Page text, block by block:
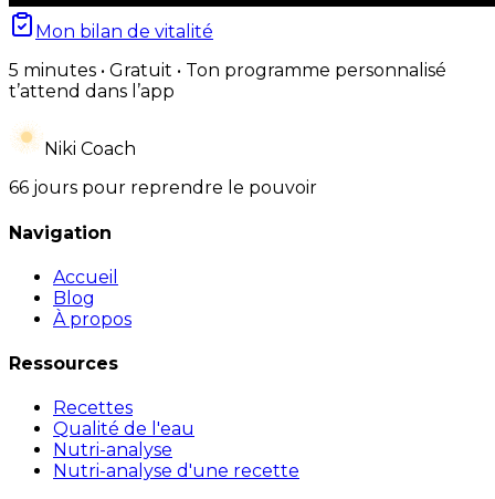
Mon bilan de vitalité
5 minutes • Gratuit • Ton programme personnalisé
t’attend dans l’app
Niki Coach
66 jours pour reprendre le pouvoir
Navigation
Accueil
Blog
À propos
Ressources
Recettes
Qualité de l'eau
Nutri-analyse
Nutri-analyse d'une recette